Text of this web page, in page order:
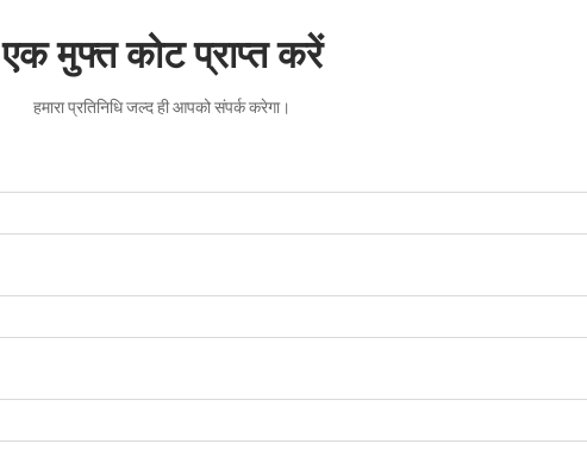
एक मुफ्त कोट प्राप्त करें
हमारा प्रतिनिधि जल्द ही आपको संपर्क करेगा।